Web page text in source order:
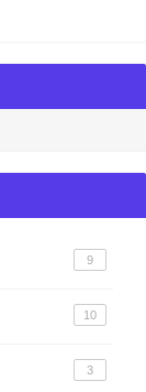
9
10
3